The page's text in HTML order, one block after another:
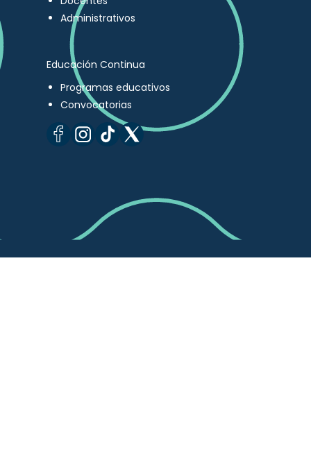
Administrativos
Educación Continua
Programas educativos
Convocatorias